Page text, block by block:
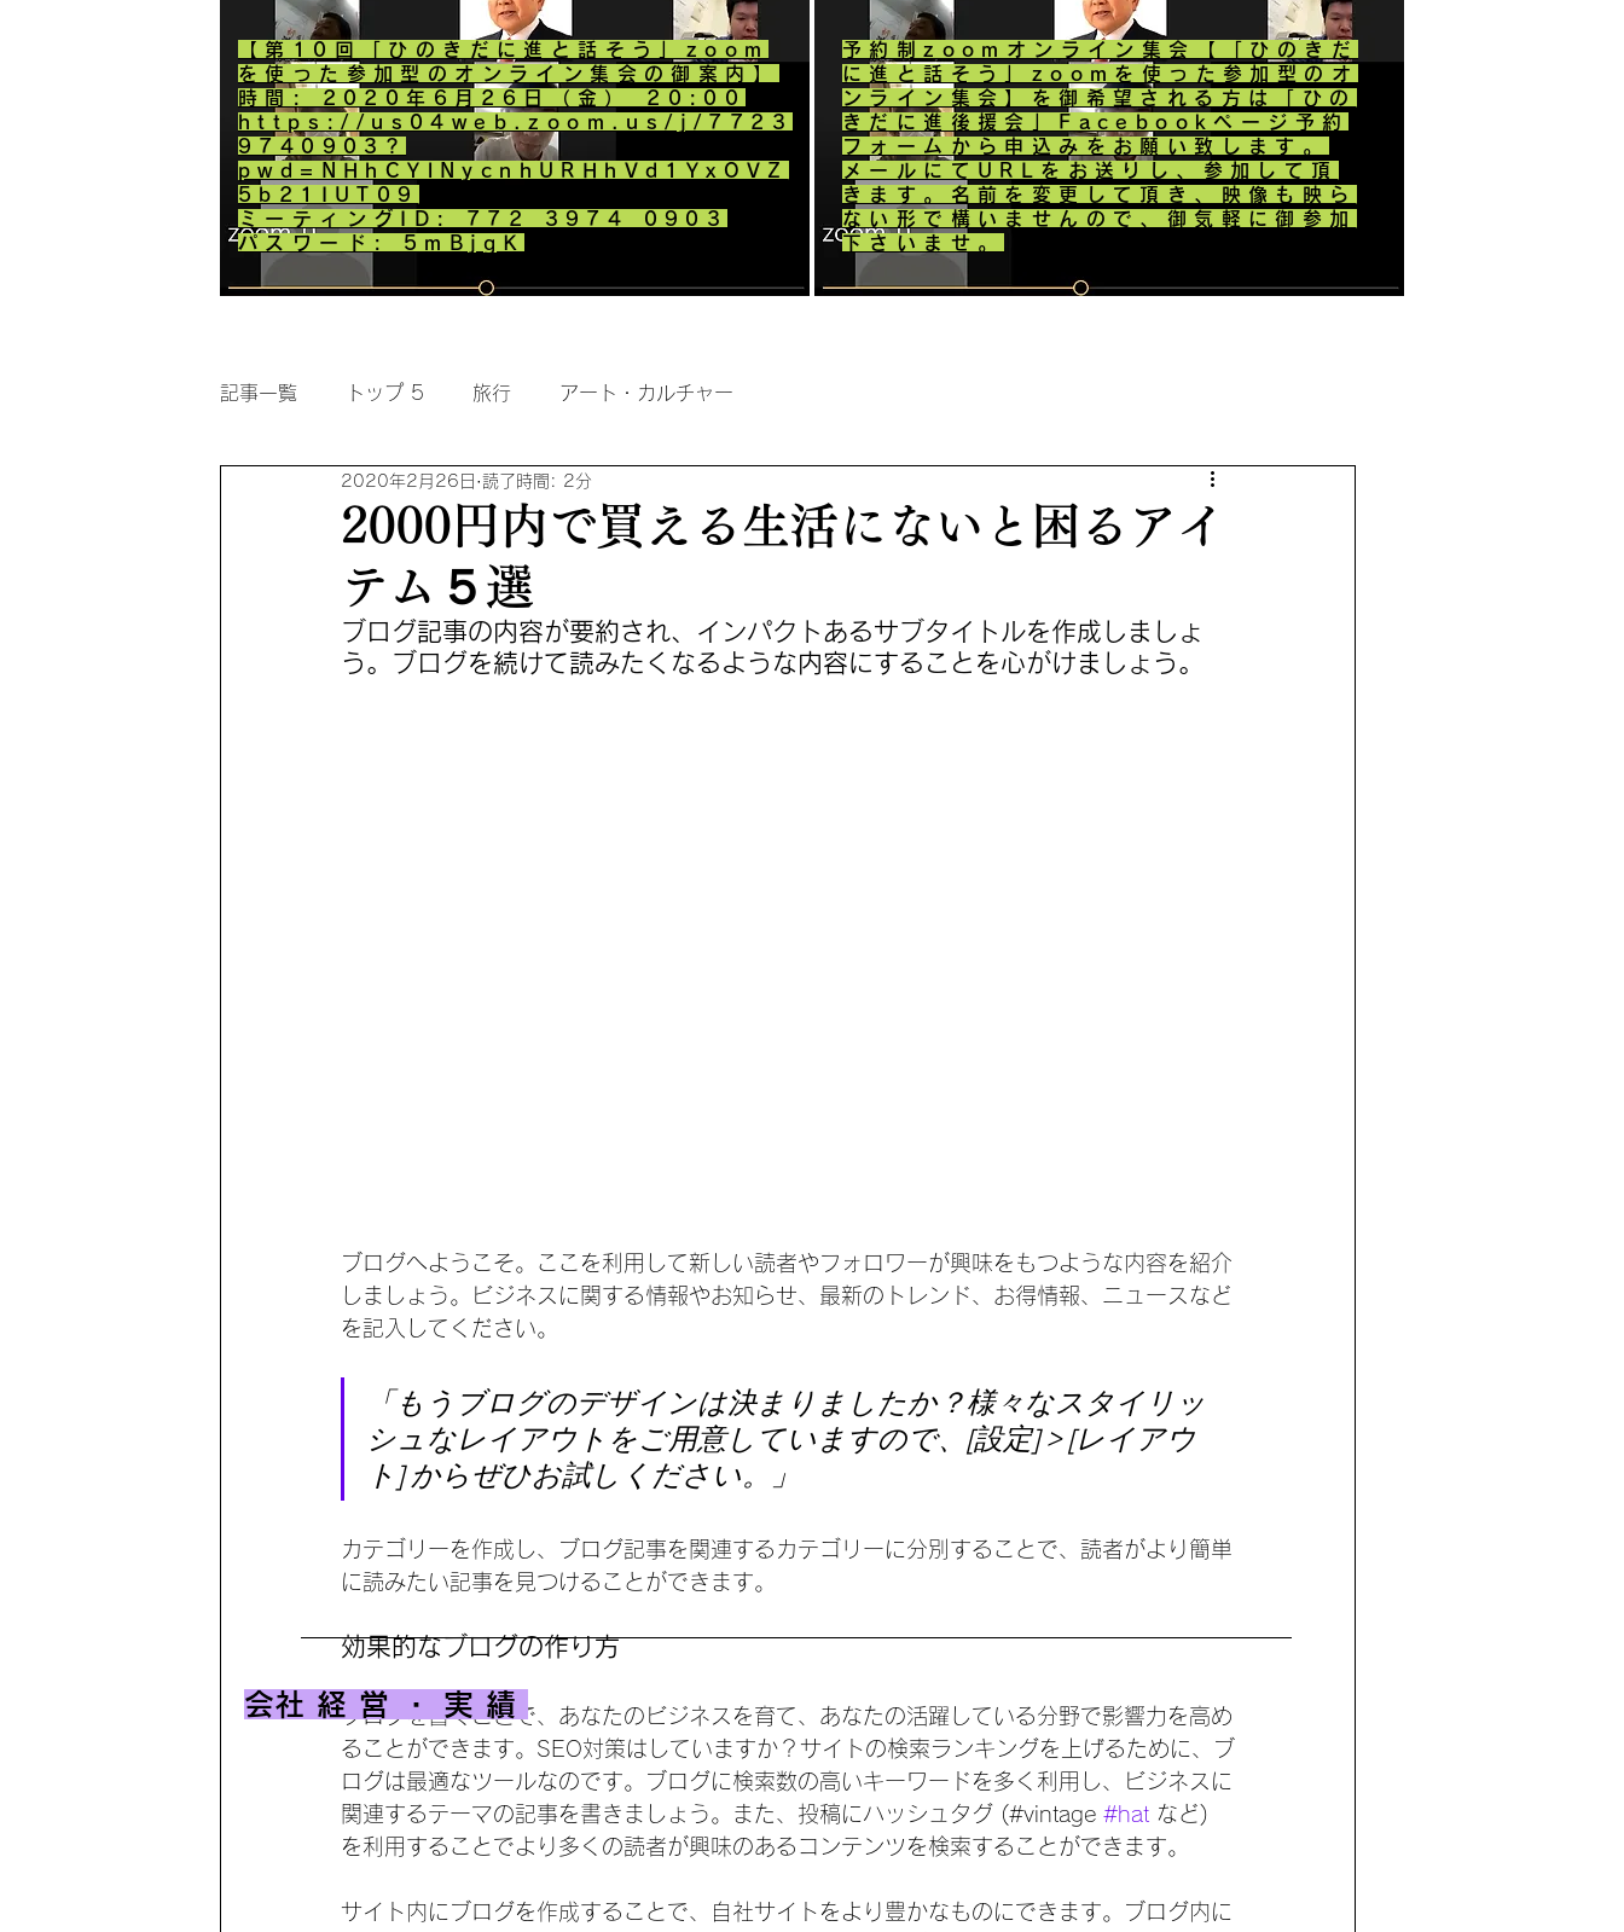
【第10回「ひのきだに進と話そう」zoom
を使った参加型のオンライン集会の御案内】
時間: 2020年6月26日（金） 20:00
https://us04web.zoom.us/j/7723
9740903?
pwd=NHhCYlNycnhURHhVd1YxOVZ
5b21IUT09
ミーティングID: 772 3974 0903
パスワード: 5mBjgK
予約制zoomオンライン集会​【「ひのきだ
に進と話そう」zoomを使った参加型のオ
ンライン集会】を御希望される方は「ひの
きだに進後援会」Facebookページ予約
フォームから申込みをお願い致します。
メールにてURLをお送りし、参加して頂
きます。名前を変更して頂き、映像も映ら
ない形で構いませんので、御気軽に御参加
下さいませ。
記事一覧 トップ 5 旅行 アート・カルチャー
2000円内で買える生活にないと困るアイ
テム５選
2020年2月26日 読了時間: 2分
ブログ記事の内容が要約され、インパクトあるサブタイトルを作成しましょ
う。ブログを続けて読みたくなるような内容にすることを心がけましょう。
ブログへようこそ。ここを利用して新しい読者やフォロワーが興味をもつような内容を紹介
しましょう。ビジネスに関する情報やお知らせ、最新のトレンド、お得情報、ニュースなど
を記入してください。
「もうブログのデザインは決まりましたか？様々なスタイリッ
シュなレイアウトをご用意していますので、[設定] > [レイアウ
ト] からぜひお試しください。」
カテゴリーを作成し、ブログ記事を関連するカテゴリーに分別することで、読者がより簡単
に読みたい記事を見つけることができます。
効果的なブログの作り方
ブログを書くことで、あなたのビジネスを育て、あなたの活躍している分野で影響力を高め
ることができます。SEO対策はしていますか？サイトの検索ランキングを上げるために、ブ
ログは最適なツールなのです。ブログに検索数の高いキーワードを多く利用し、ビジネスに
関連するテーマの記事を書きましょう。また、投稿にハッシュタグ (#vintage #hat など)
を利用することでより多くの読者が興味のあるコンテンツを検索することができます。
サイト内にブログを作成することで、自社サイトをより豊かなものにできます。ブログ内に
​会社経営・実績